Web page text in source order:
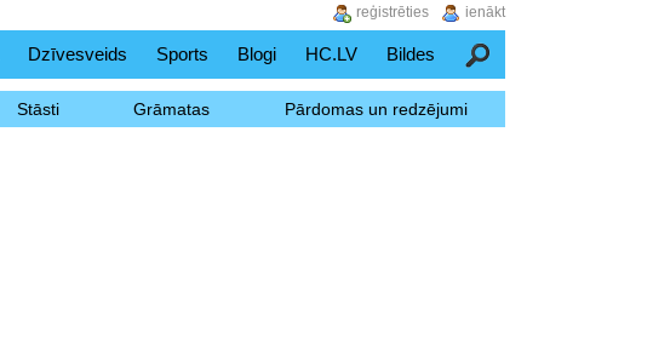
Dzīvesveids Sports Blogi HC.LV Bildes Meklēšana
Stāsti Grāmatas Pārdomas un redzējumi
ienākt
reģistrēties